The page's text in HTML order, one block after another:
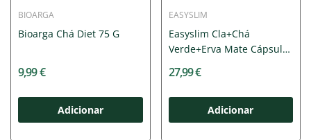
BIOARGA
Bioarga Chá Diet 75 G
9,99 €
Adicionar
EASYSLIM
Easyslim Cla+Chá
Verde+Erva Mate Cápsulas
27,99 €
Adicionar